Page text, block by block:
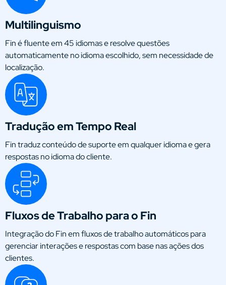
Multilinguismo
Fin é fluente em 45 idiomas e resolve questões
automaticamente no idioma escolhido, sem necessidade de
localização.
Tradução em Tempo Real
Fin traduz conteúdo de suporte em qualquer idioma e gera
respostas no idioma do cliente.
Fluxos de Trabalho para o Fin
Integração do Fin em fluxos de trabalho automáticos para
gerenciar interações e respostas com base nas ações dos
clientes.